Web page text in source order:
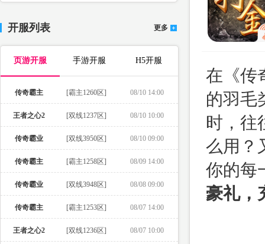
开服列表 更多
页游开服 手游开服 H5开服
传奇霸主 [霸主1260区] 08/10 14:00
王者之心2 [双线1237区] 08/10 10:00
传奇霸业 [双线3950区] 08/10 09:00
传奇霸主 [霸主1258区] 08/09 14:00
传奇霸业 [双线3948区] 08/08 09:00
传奇霸主 [霸主1253区] 08/07 14:00
王者之心2 [双线1236区] 08/07 10:00
在《传
的羽毛
时，往
么用？
你的每
豪礼，